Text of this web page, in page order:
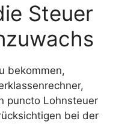
Steuer
bekommen,
puncto Lohnsteuer
bei der